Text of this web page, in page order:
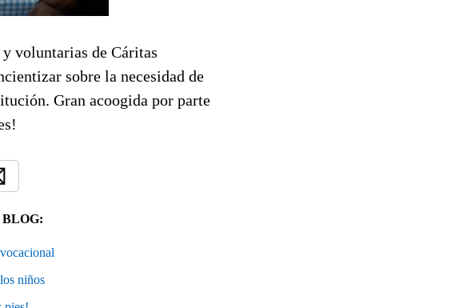
voluntarias de Cáritas
sobre la necesidad de
Gran acoogida por parte
niños